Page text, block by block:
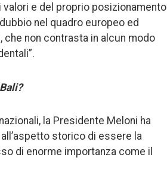
e del proprio posizionamento
nel quadro europeo ed
non contrasta in alcun modo
la Presidente Meloni ha
storico di essere la
di enorme importanza come il